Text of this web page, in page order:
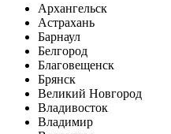
Архангельск
Астрахань
Барнаул
Белгород
Благовещенск
Брянск
Великий Новгород
Владивосток
Владимир